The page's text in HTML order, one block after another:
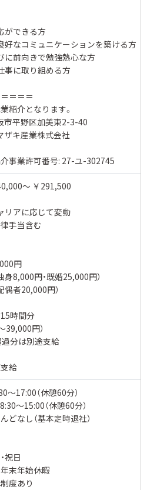
ができる方
好なコミュニケーションを築ける方
に前向きで勉強熱心な方
事に取り組める方
＝＝＝
紹介となります。
市平野区加美東2-3-40
ザキ産業株式会社
事業許可番号: 27-ユ-302745
〜 ￥291,500
リアに応じて変動
手当含む
円
身8,000円・既婚25,000円）
偶者20,000円）
時間分
39,000円）
分は別途支給
給
〜17:00（休憩60分）
8:30〜15:00（休憩60分）
どなし（基本定時退社）
祝日
年末年始休暇
制度あり